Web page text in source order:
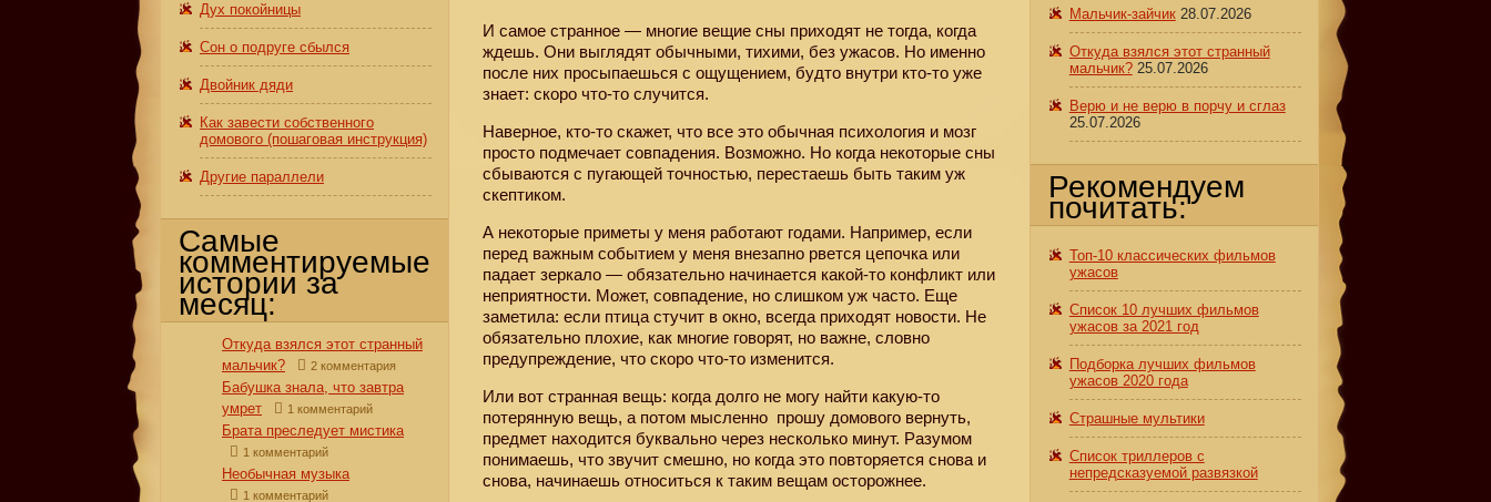
И самое странное — многие вещие сны приходят не тогда, когда
ждешь. Они выглядят обычными, тихими, без ужасов. Но именно
после них просыпаешься с ощущением, будто внутри кто-то уже
знает: скоро что-то случится.
Наверное, кто-то скажет, что все это обычная психология и мозг
просто подмечает совпадения. Возможно. Но когда некоторые сны
сбываются с пугающей точностью, перестаешь быть таким уж
скептиком.
А некоторые приметы у меня работают годами. Например, если
перед важным событием у меня внезапно рвется цепочка или
падает зеркало — обязательно начинается какой-то конфликт или
неприятности. Может, совпадение, но слишком уж часто. Еще
заметила: если птица стучит в окно, всегда приходят новости. Не
обязательно плохие, как многие говорят, но важне, словно
предупреждение, что скоро что-то изменится.
Или вот странная вещь: когда долго не могу найти какую-то
потерянную вещь, а потом мысленно прошу домового вернуть,
предмет находится буквально через несколько минут. Разумом
понимаешь, что звучит смешно, но когда это повторяется снова и
снова, начинаешь относиться к таким вещам осторожнее.
Дух покойницы
Сон о подруге сбылся
Двойник дяди
Как завести собственного
домового (пошаговая инструкция)
Другие параллели
Самые
комментируемые
истории за
месяц:
Откуда взялся этот странный
мальчик?
2 комментария
Бабушка знала, что завтра
умрет
1 комментарий
Брата преследует мистика
1 комментарий
Необычная музыка
1 комментарий
Мальчик-зайчик 28.07.2026
Откуда взялся этот странный
мальчик? 25.07.2026
Верю и не верю в порчу и сглаз
25.07.2026
Рекомендуем
почитать:
Топ-10 классических фильмов
ужасов
Список 10 лучших фильмов
ужасов за 2021 год
Подборка лучших фильмов
ужасов 2020 года
Страшные мультики
Список триллеров с
непредсказуемой развязкой